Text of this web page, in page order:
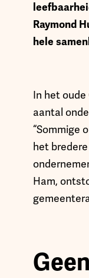
Raymond
hele
In het
aantal
“Sommige
het
Ham,